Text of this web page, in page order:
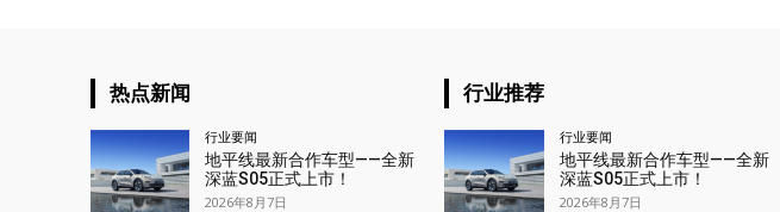
热点新闻
行业要闻
地平线最新合作车型——全新
深蓝S05正式上市！
2026年8月7日
行业推荐
行业要闻
地平线最新合作车型——全新
深蓝S05正式上市！
2026年8月7日